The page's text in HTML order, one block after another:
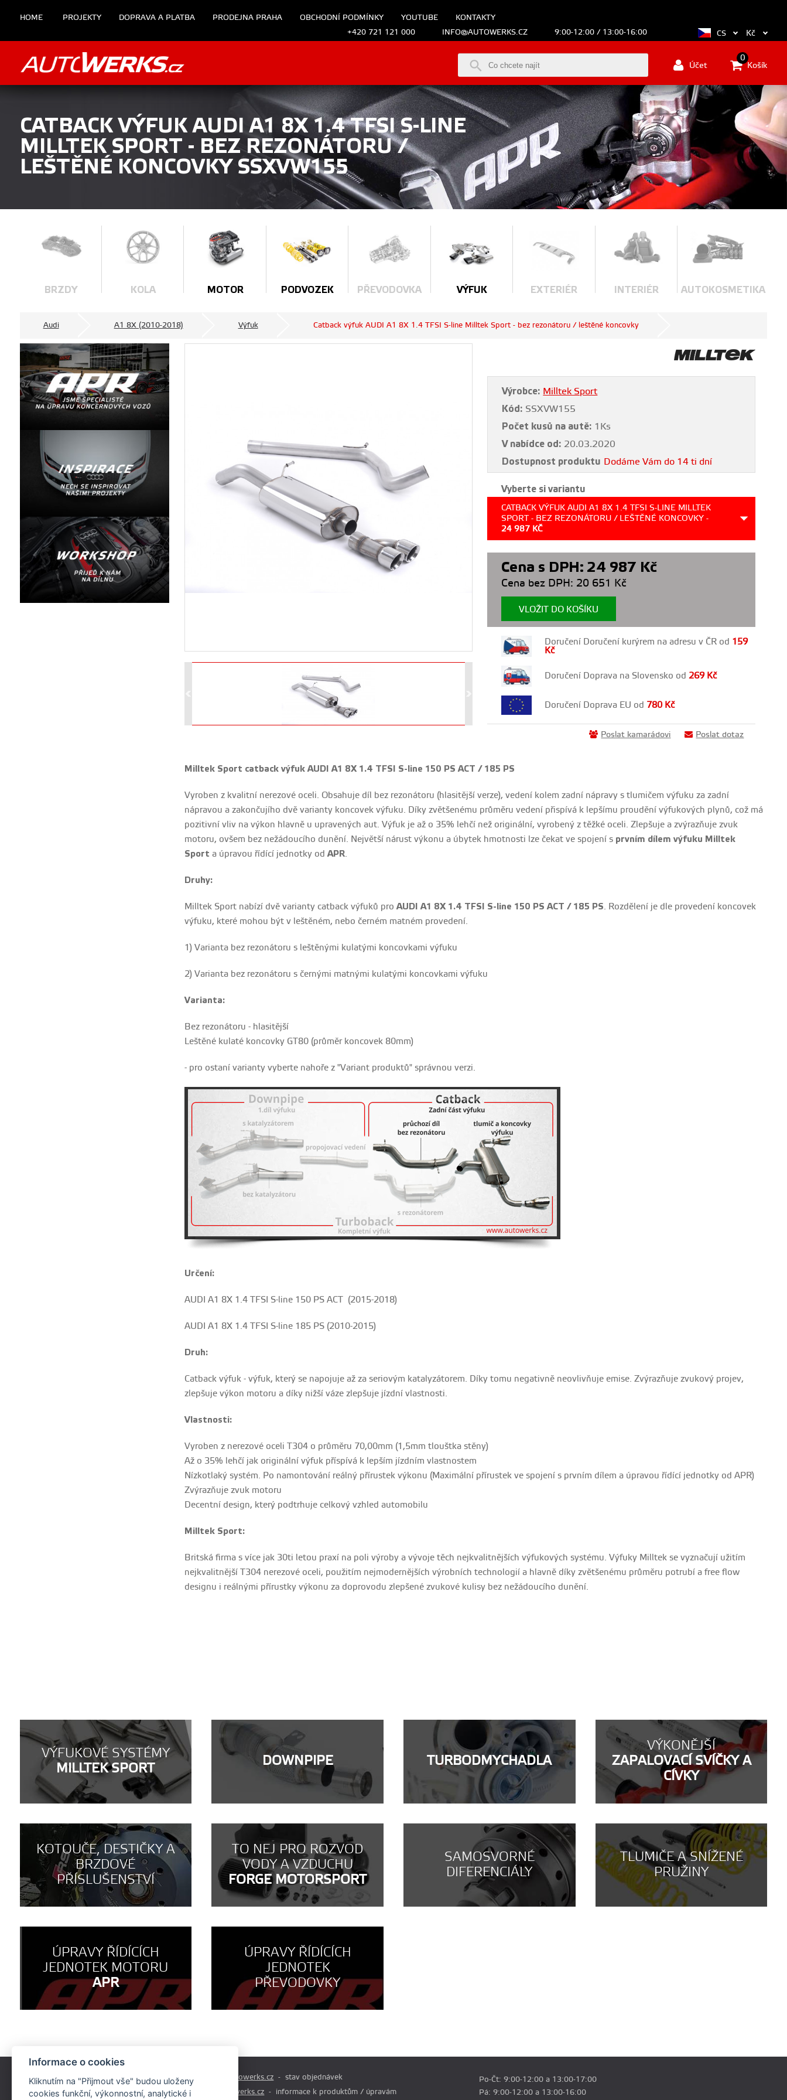
Informace o cookies
Kliknutím na "Přijmout vše" budou uloženy
cookies funkční, výkonnostní, analytické i
HOME PROJEKTY DOPRAVA A PLATBA PRODEJNA PRAHA OBCHODNÍ PODMÍNKY YOUTUBE
KONTAKTY
+420 721 121 000
INFO@AUTOWERKS.CZ 9:00-12:00 / 13:00-16:00 CS Kč
Účet Košík
0
CATBACK VÝFUK AUDI A1 8X 1.4 TFSI S-LINE
MILLTEK SPORT - BEZ REZONÁTORU /
LEŠTĚNÉ KONCOVKY SSXVW155
BRZDY KOLA MOTOR PODVOZEK PŘEVODOVKA VÝFUK EXTERIÉR INTERIÉR AUTOKOSMETIKA
Audi A1 8X (2010-2018) Výfuk Catback výfuk AUDI A1 8X 1.4 TFSI S-line Milltek Sport - bez rezonátoru / leštěné koncovky
Výrobce: Milltek Sport
Kód: SSXVW155
Počet kusů na autě: 1Ks
V nabídce od: 20.03.2020
Dostupnost produktu Dodáme Vám do 14 ti dní
Vyberte si variantu
CATBACK VÝFUK AUDI A1 8X 1.4 TFSI S-LINE MILLTEK
SPORT - BEZ REZONÁTORU / LEŠTĚNÉ KONCOVKY -
24 987 KČ
Cena s DPH: 24 987 Kč
Cena bez DPH: 20 651 Kč
VLOŽIT DO KOŠÍKU
Doručení Doručení kurýrem na adresu v ČR od 159
Kč
Doručení Doprava na Slovensko od269 Kč
Doručení Doprava EU od 780 Kč
Poslat kamarádovi Poslat dotaz
Milltek Sport catback výfuk AUDI A1 8X 1.4 TFSI S-line 150 PS ACT / 185 PS
Vyroben z kvalitní nerezové oceli. Obsahuje díl bez rezonátoru (hlasitější verze), vedení kolem zadní nápravy s tlumičem výfuku za zadní
nápravou a zakončujího dvě varianty koncovek výfuku. Díky zvětšenému průměru vedení přispívá k lepšímu proudění výfukových plynů, což má
pozitivní vliv na výkon hlavně u upravených aut. Výfuk je až o 35% lehčí než originální, vyrobený z těžké oceli. Zlepšuje a zvýrazňuje zvuk
motoru, ovšem bez nežádoucího dunění. Největší nárust výkonu a úbytek hmotnosti lze čekat ve spojení s prvním dílem výfuku Milltek
Sport a úpravou řídící jednotky odAPR.
Druhy:
Milltek Sport nabízí dvě varianty catback výfuků proAUDI A1 8X 1.4 TFSI S-line 150 PS ACT / 185 PS. Rozdělení je dle provedení koncovek
výfuku, které mohou být v leštěném, nebo černém matném provedení.
1) Varianta bez rezonátoru s leštěnými kulatými koncovkami výfuku
2) Varianta bez rezonátoru s černými matnými kulatými koncovkami výfuku
Varianta:
Bez rezonátoru - hlasitější
Leštěné kulaté koncovky GT80 (průměr koncovek 80mm)
- pro ostaní varianty vyberte nahoře z "Variant produktů" správnou verzi.
Určení:
AUDI A1 8X 1.4 TFSI S-line 150 PS ACT (2015-2018)
AUDI A1 8X 1.4 TFSI S-line 185 PS (2010-2015)
Druh:
Catback výfuk - výfuk, který se napojuje až za seriovým katalyzátorem. Díky tomu negativně neovlivňuje emise. Zvýrazňuje zvukový projev,
zlepšuje výkon motoru a díky nižší váze zlepšuje jízdní vlastnosti.
Vlastnosti:
Vyroben z nerezové oceli T304 o průměru 70,00mm (1,5mm tlouštka stěny)
Až o 35% lehčí jak originální výfuk příspívá k lepším jízdním vlastnostem
Nízkotlaký systém. Po namontování reálný přírustek výkonu (Maximální přírustek ve spojení s prvním dílem a úpravou řídící jednotky od APR)
Zvýrazňuje zvuk motoru
Decentní design, který podtrhuje celkový vzhled automobilu
Milltek Sport:
Britská firma s více jak 30ti letou praxí na poli výroby a vývoje těch nejkvalitnějších výfukových systému. Výfuky Milltek se vyznačují užitím
nejkvalitnější T304 nerezové oceli, použitím nejmodernějších výrobních technologií a hlavně díky zvětšenému průměru potrubí a free flow
designu i reálnými přírustky výkonu za doprovodu zlepšené zvukové kulisy bez nežádoucího dunění.
VÝFUKOVÉ SYSTÉMY
MILLTEK SPORT
DOWNPIPE TURBODMYCHADLA
VÝKONĚJŠÍ
ZAPALOVACÍ SVÍČKY A
CÍVKY
KOTOUČE, DESTIČKY A
BRZDOVÉ
PŘÍSLUŠENSTVÍ
TO NEJ PRO ROZVOD
VODY A VZDUCHU
FORGE MOTORSPORT
SAMOSVORNÉ
DIFERENCIÁLY
TLUMIČE A SNÍŽENÉ
PRUŽINY
ÚPRAVY ŘÍDÍCÍCH
JEDNOTEK MOTORU
APR
ÚPRAVY ŘÍDÍCÍCH
JEDNOTEK
PŘEVODOVKY
Českobrodská 179
Praha - Běchovice
19011
prodej@autowerks.cz
stav objednávek
info@autowerks.cz
informace k produktům / úpravám
Po-Čt: 9:00-12:00 a 13:00-17:00
Pá: 9:00-12:00 a 13:00-16:00